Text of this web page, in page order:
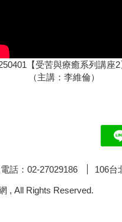
【受苦與療癒系列講座2
（主講：李維倫）
話：02-27029186 106台
, All Rights Reserved.